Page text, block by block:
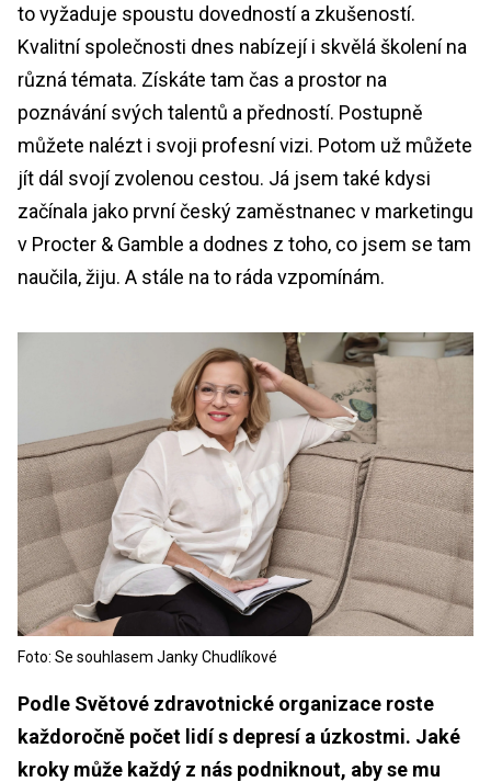
to vyžaduje spoustu dovedností a zkušeností.
Kvalitní společnosti dnes nabízejí i skvělá školení na
různá témata. Získáte tam čas a prostor na
poznávání svých talentů a předností. Postupně
můžete nalézt i svoji profesní vizi. Potom už můžete
jít dál svojí zvolenou cestou. Já jsem také kdysi
začínala jako první český zaměstnanec v marketingu
v Procter & Gamble a dodnes z toho, co jsem se tam
naučila, žiju. A stále na to ráda vzpomínám.
Foto: Se souhlasem Janky Chudlíkové
Podle Světové zdravotnické organizace roste
každoročně počet lidí s depresí a úzkostmi. Jaké
kroky může každý z nás podniknout, aby se mu